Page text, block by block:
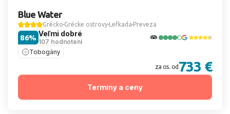
Blue Water
Grécko Grécke ostrovy Lefkada Preveza
Veľmi dobré
107 hodnotení
86%
Tobogány
za os. od 733 €
Termíny a ceny